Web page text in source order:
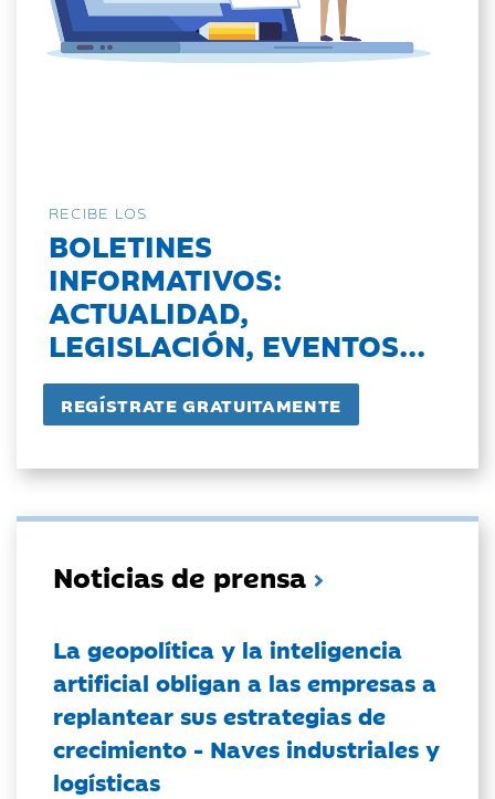
RECIBE LOS
BOLETINES
INFORMATIVOS:
ACTUALIDAD,
LEGISLACIÓN, EVENTOS...
Noticias de prensa
La geopolítica y la inteligencia
artificial obligan a las empresas a
replantear sus estrategias de
crecimiento - Naves industriales y
logísticas